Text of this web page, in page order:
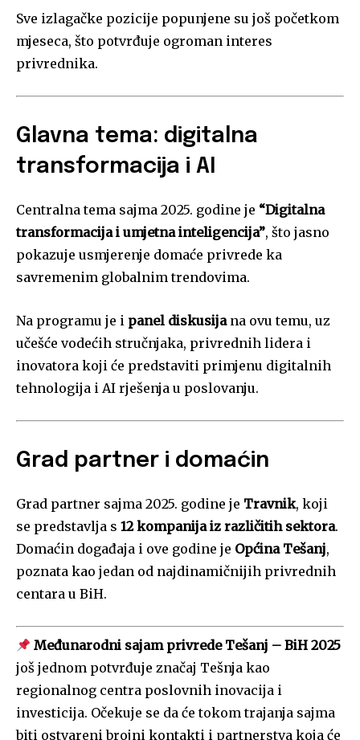
Sve izlagačke pozicije popunjene su još početkom
mjeseca, što potvrđuje ogroman interes
privrednika.
Glavna tema: digitalna
transformacija i AI
Centralna tema sajma 2025. godine je “Digitalna
transformacija i umjetna inteligencija”, što jasno
pokazuje usmjerenje domaće privrede ka
savremenim globalnim trendovima.
Na programu je i panel diskusijana ovu temu, uz
učešće vodećih stručnjaka, privrednih lidera i
inovatora koji će predstaviti primjenu digitalnih
tehnologija i AI rješenja u poslovanju.
Grad partner i domaćin
Grad partner sajma 2025. godine je Travnik, koji
se predstavlja s 12 kompanija iz različitih sektora.
Domaćin događaja i ove godine je Općina Tešanj,
poznata kao jedan od najdinamičnijih privrednih
centara u BiH.
Međunarodni sajam privrede Tešanj – BiH 2025
još jednom potvrđuje značaj Tešnja kao
regionalnog centra poslovnih inovacija i
investicija. Očekuje se da će tokom trajanja sajma
biti ostvareni brojni kontakti i partnerstva koja će